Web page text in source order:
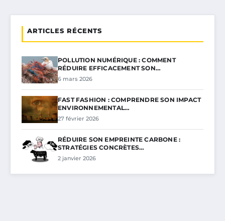
ARTICLES RÉCENTS
POLLUTION NUMÉRIQUE : COMMENT
RÉDUIRE EFFICACEMENT SON…
6 mars 2026
FAST FASHION : COMPRENDRE SON IMPACT
ENVIRONNEMENTAL…
27 février 2026
RÉDUIRE SON EMPREINTE CARBONE :
STRATÉGIES CONCRÈTES…
2 janvier 2026